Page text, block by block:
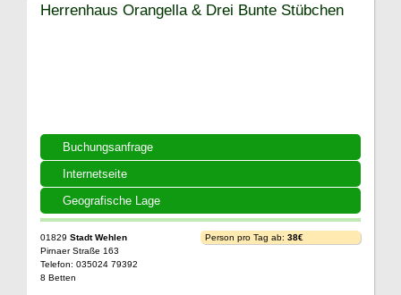
Buchungsanfrage
Internetseite
Geografische Lage
Herrenhaus Orangella & Drei Bunte Stübchen
01829 Stadt Wehlen
Pirnaer Straße 163
Telefon: 035024 79392
8 Betten
Person pro Tag ab: 38€